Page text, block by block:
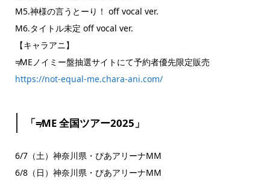
M5.神様の言うとーり！ off vocal ver.
M6.タイトル未定 off vocal ver.
【キャラアニ】
≠MEノイミー盤抽選サイトにて予約者優先限定販売
https://not-equal-me.chara-ani.com/
「≠ME 全国ツアー2025」
6/7（土）神奈川県・ぴあアリーナMM
6/8（日）神奈川県・ぴあアリーナMM